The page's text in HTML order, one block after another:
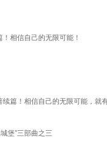
相信自己的无限可能！
篇！相信自己的无限可能，
堡”三部曲之三